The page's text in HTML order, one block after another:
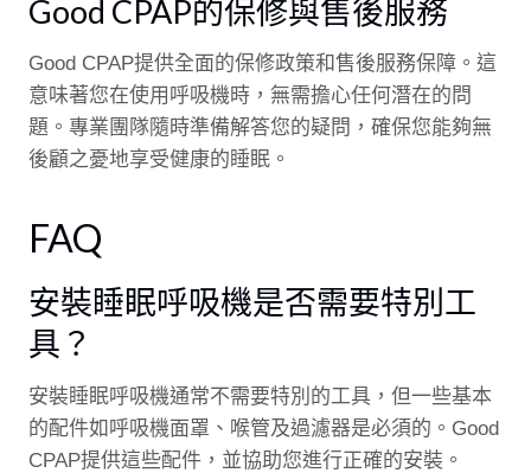
Good CPAP的保修與售後服務
Good CPAP提供全面的保修政策和售後服務保障。這
意味著您在使用呼吸機時，無需擔心任何潛在的問
題。專業團隊隨時準備解答您的疑問，確保您能夠無
後顧之憂地享受健康的睡眠。
FAQ
安裝睡眠呼吸機是否需要特別工
具？
安裝睡眠呼吸機通常不需要特別的工具，但一些基本
的配件如呼吸機面罩、喉管及過濾器是必須的。Good
CPAP提供這些配件，並協助您進行正確的安裝。